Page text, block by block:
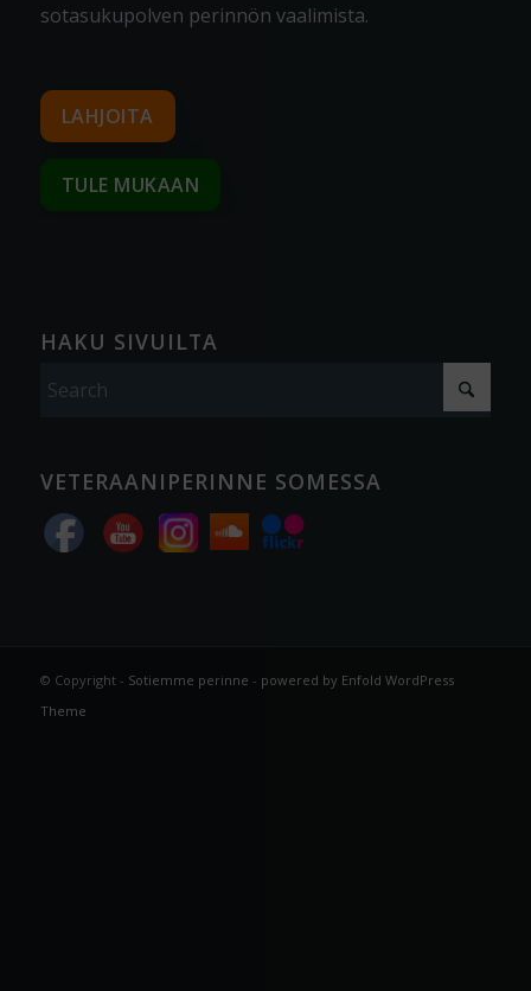
sotasukupolven perinnön vaalimista.
LAHJOITA
TULE MUKAAN
HAKU SIVUILTA
VETERAANIPERINNE SOMESSA
© Copyright - Sotiemme perinne - powered by Enfold WordPress
Theme